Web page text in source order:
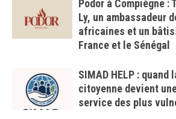
Podor à Compiègne :
Ly, un ambassadeur
africaines et un
France et le Sénégal
SIMAD HELP :
citoyenne devient
service des plus